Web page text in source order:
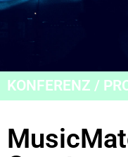
KONFERENZ /